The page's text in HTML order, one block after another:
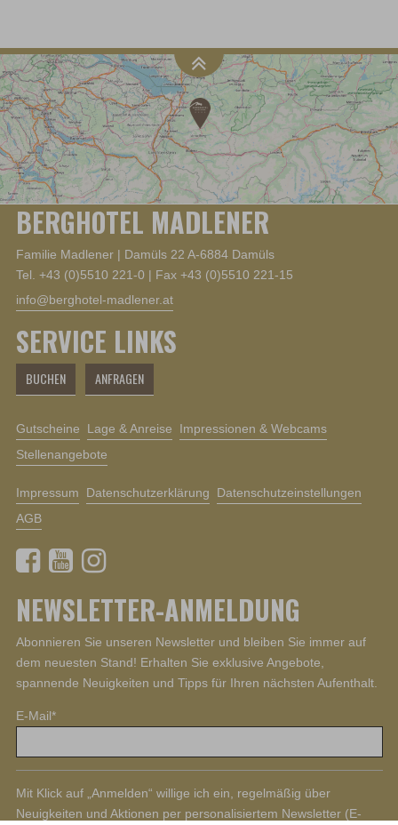
BERGHOTEL MADLENER
Familie Madlener | Damüls 22 A-6884 Damüls
Tel. +43 (0)5510 221-0 | Fax +43 (0)5510 221-15
info@berghotel-madlener.at
SERVICE LINKS
BUCHEN ANFRAGEN
Gutscheine Lage & Anreise
Impressionen & Webcams
Stellenangebote
Impressum Datenschutzerklärung
Datenschutzeinstellungen
AGB
NEWSLETTER-ANMELDUNG
Abonnieren Sie unseren Newsletter und bleiben Sie immer auf
dem neuesten Stand! Erhalten Sie exklusive Angebote,
spannende Neuigkeiten und Tipps für Ihren nächsten Aufenthalt.
E-Mail*
Mit Klick auf „Anmelden“ willige ich ein, regelmäßig über
Neuigkeiten und Aktionen per personalisiertem Newsletter (E-